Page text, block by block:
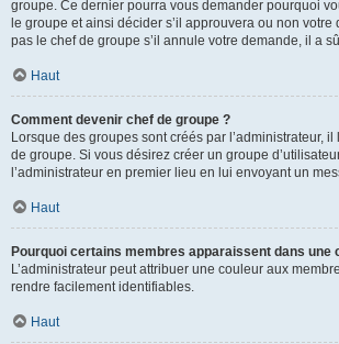
groupe. Ce dernier pourra vous demander pourquoi
le groupe et ainsi décider s’il approuvera ou non votre
pas le chef de groupe s’il annule votre demande, il a
Haut
Comment devenir chef de groupe ?
Lorsque des groupes sont créés par l’administrateur,
de groupe. Si vous désirez créer un groupe
l’administrateur en premier lieu en lui envoyant un
Haut
Pourquoi certains membres apparaissent dans une
L’administrateur peut attribuer une couleur aux
rendre facilement identifiables.
Haut